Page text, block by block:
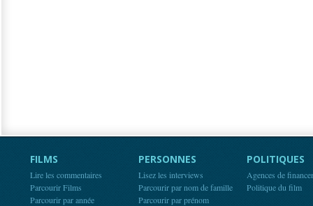
FILMS
Lire les commentaires
Parcourir Films
Parcourir par année
PERSONNES
Lisez les interviews
Parcourir par nom de famille
Parcourir par prénom
POLITIQUES
Agences de
Politique du film